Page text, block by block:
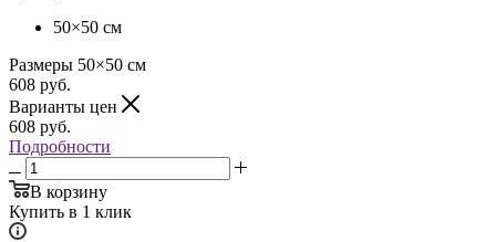
50×50 см
Размеры 50×50 см
608 руб.
Варианты цен
608 руб.
Подробности
В корзину
Купить в 1 клик